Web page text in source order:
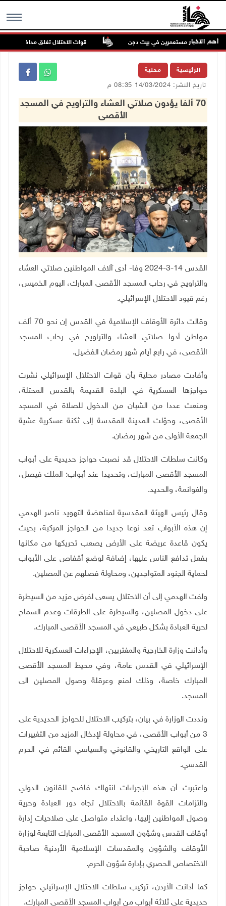
MENU أهم الاخبار
اعتداء للمستعمرين في بيت دجن قوات الاحتلال تغلق مداخل يعبد جنوب
الرئيسية محلية
تاريخ النشر: 14/03/2024 08:35 م
70 ألفا يؤدون صلاتي العشاء والتراويح في المسجد
الأقصى
القدس 14-3-2024 وفا- أدى آلاف المواطنين صلاتي العشاء
والتراويح في رحاب المسجد الأقصى المبارك، اليوم الخميس،
رغم قيود الاحتلال الإسرائيلي.
وقالت دائرة الأوقاف الإسلامية في القدس إن نحو 70 ألف
مواطن أدوا صلاتي العشاء والتراويح في رحاب المسجد
الأقصى، في رابع أيام شهر رمضان الفضيل.
وأفادت مصادر محلية بأن قوات الاحتلال الإسرائيلي نشرت
حواجزها العسكرية في البلدة القديمة بالقدس المحتلة،
ومنعت عددا من الشبان من الدخول للصلاة في المسجد
الأقصى، وحوّلت المدينة المقدسة إلى ثكنة عسكرية عشية
الجمعة الأولى من شهر رمضان.
وكانت سلطات الاحتلال قد نصبت حواجز حديدية على أبواب
المسجد الأقصى المبارك، وتحديدا عند أبواب: الملك فيصل،
والغوانمة، والحديد.
وقال رئيس الهيئة المقدسية لمناهضة التهويد ناصر الهدمي
إن هذه الأبواب تعد نوعا جديدا من الحواجز المركبة، بحيث
يكون قاعدة عريضة على الأرض يصعب تحريكها من مكانها
بفعل تدافع الناس عليها، إضافة لوضع أقفاص على الأبواب
لحماية الجنود المتواجدين، ومحاولة فصلهم عن المصلين.
ولفت الهدمي إلى أن الاحتلال يسعى لفرض مزيد من السيطرة
على دخول المصلين، والسيطرة على الطرقات وعدم السماح
لحرية العبادة بشكل طبيعي في المسجد الأقصى المبارك.
وأدانت وزارة الخارجية والمغتربين، الإجراءات العسكرية للاحتلال
الإسرائيلي في القدس عامة، وفي محيط المسجد الأقصى
المبارك خاصة، وذلك لمنع وعرقلة وصول المصلين الى
المسجد.
ونددت الوزارة في بيان، بتركيب الاحتلال للحواجز الحديدية على
3 من أبواب الأقصى، في محاولة لإدخال المزيد من التغييرات
على الواقع التاريخي والقانوني والسياسي القائم في الحرم
القدسي.
واعتبرت أن هذه الإجراءات انتهاك فاضح للقانون الدولي
والتزامات القوة القائمة بالاحتلال تجاه دور العبادة وحرية
وصول المواطنين إليها، واعتداء متواصل على صلاحيات إدارة
أوقاف القدس وشؤون المسجد الأقصى المبارك التابعة لوزارة
الأوقاف والشؤون والمقدسات الإسلامية الأردنية صاحبة
الاختصاص الحصري بإدارة شؤون الحرم.
كما أدانت الأردن، تركيب سلطات الاحتلال الإسرائيلي حواجز
حديدية على ثلاثة أبواب من أبواب المسجد الأقصى المبارك.